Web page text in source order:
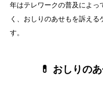
年はテレワークの普及によっ
く、おしりのあせもを訴える
す。
💊 おしりの